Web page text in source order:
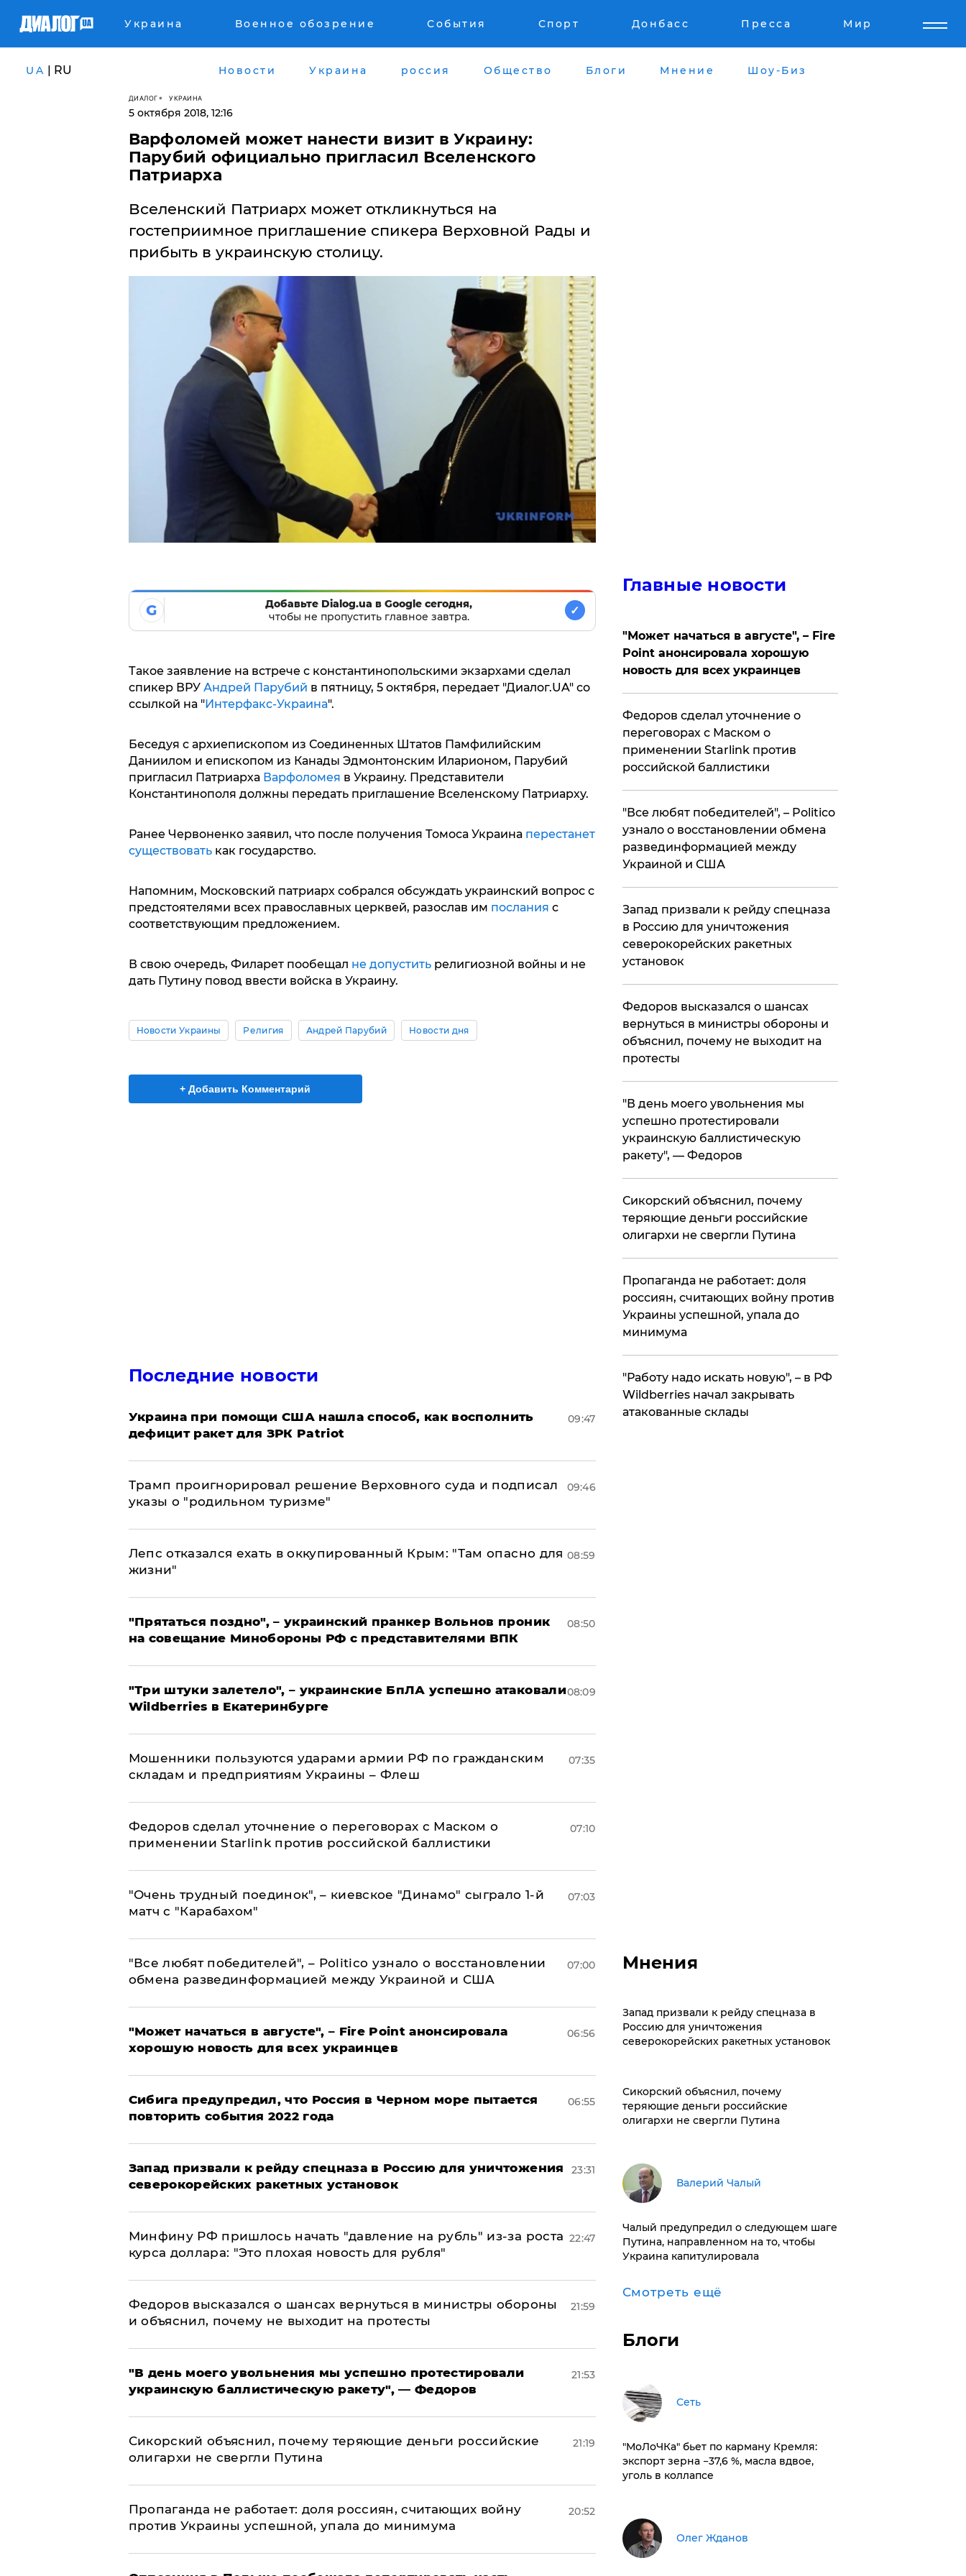
Украина Военное обозрение События Спорт Донбасс Пресса Мир
UA | RU Новости Украина россия Общество Блоги Мнение Шоу-Биз
ДИАЛОГ УКРАИНА
5 октября 2018, 12:16
Варфоломей может нанести визит в Украину:
Парубий официально пригласил Вселенского
Патриарха
Вселенский Патриарх может откликнуться на
гостеприимное приглашение спикера Верховной Рады и
прибыть в украинскую столицу.
G
Добавьте Dialog.ua в Google сегодня,
чтобы не пропустить главное завтра.
✓
Такое заявление на встрече с константинопольскими экзархами сделал
спикер ВРУ Андрей Парубий в пятницу, 5 октября, передает "Диалог.UA" со
ссылкой на "Интерфакс-Украина".
Беседуя с архиепископом из Соединенных Штатов Памфилийским
Даниилом и епископом из Канады Эдмонтонским Иларионом, Парубий
пригласил Патриарха Варфоломея в Украину. Представители
Константинополя должны передать приглашение Вселенскому Патриарху.
Ранее Червоненко заявил, что после получения Томоса Украина перестанет
существоватькак государство.
Напомним, Московский патриарх собрался обсуждать украинский вопрос с
предстоятелями всех православных церквей, разослав им послания с
соответствующим предложением.
В свою очередь, Филарет пообещал не допуститьрелигиозной войны и не
дать Путину повод ввести войска в Украину.
Новости Украины Религия Андрей Парубий Новости дня
+ Добавить Комментарий
Последние новости
Украина при помощи США нашла способ, как восполнить
дефицит ракет для ЗРК Patriot
09:47
Трамп проигнорировал решение Верховного суда и подписал
указы о "родильном туризме"
09:46
Лепс отказался ехать в оккупированный Крым: "Там опасно для
жизни"
08:59
"Прятаться поздно", – украинский пранкер Вольнов проник
на совещание Минобороны РФ с представителями ВПК
08:50
"Три штуки залетело", – украинские БпЛА успешно атаковали
Wildberries в Екатеринбурге
08:09
Мошенники пользуются ударами армии РФ по гражданским
складам и предприятиям Украины – Флеш
07:35
Федоров сделал уточнение о переговорах с Маском о
применении Starlink против российской баллистики
07:10
"Очень трудный поединок", – киевское "Динамо" сыграло 1-й
матч с "Карабахом"
07:03
​"Все любят победителей", – Politico узнало о восстановлении
обмена развединформацией между Украиной и США
07:00
"Может начаться в августе", – Fire Point анонсировала
хорошую новость для всех украинцев
06:56
Сибига предупредил, что Россия в Черном море пытается
повторить события 2022 года
06:55
Запад призвали к рейду спецназа в Россию для уничтожения
северокорейских ракетных установок
23:31
Минфину РФ пришлось начать "давление на рубль" из-за роста
курса доллара: "Это плохая новость для рубля"
22:47
Федоров высказался о шансах вернуться в министры обороны
и объяснил, почему не выходит на протесты
21:59
​"В день моего увольнения мы успешно протестировали
украинскую баллистическую ракету", — Федоров
21:53
Сикорский объяснил, почему теряющие деньги российские
олигархи не свергли Путина
21:19
​Пропаганда не работает: доля россиян, считающих войну
против Украины успешной, упала до минимума
20:52
Главные новости
"Может начаться в августе", – Fire
Point анонсировала хорошую
новость для всех украинцев
Федоров сделал уточнение о
переговорах с Маском о
применении Starlink против
российской баллистики
​"Все любят победителей", – Politico
узнало о восстановлении обмена
развединформацией между
Украиной и США
Запад призвали к рейду спецназа
в Россию для уничтожения
северокорейских ракетных
установок
Федоров высказался о шансах
вернуться в министры обороны и
объяснил, почему не выходит на
протесты
​"В день моего увольнения мы
успешно протестировали
украинскую баллистическую
ракету", — Федоров
Сикорский объяснил, почему
теряющие деньги российские
олигархи не свергли Путина
​Пропаганда не работает: доля
россиян, считающих войну против
Украины успешной, упала до
минимума
"Работу надо искать новую", – в РФ
Wildberries начал закрывать
атакованные склады
Мнения
Запад призвали к рейду спецназа в
Россию для уничтожения
северокорейских ракетных установок
Сикорский объяснил, почему
теряющие деньги российские
олигархи не свергли Путина
Валерий Чалый
Чалый предупредил о следующем шаге
Путина, направленном на то, чтобы
Украина капитулировала
Смотреть ещё
Блоги
Сеть
​"МоЛоЧКа" бьет по карману Кремля:
экспорт зерна −37,6 %, масла вдвое,
уголь в коллапсе
Олег Жданов